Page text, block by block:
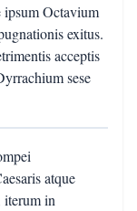
ipsum Octavium
exitus.
acceptis
sese
atque
iterum in